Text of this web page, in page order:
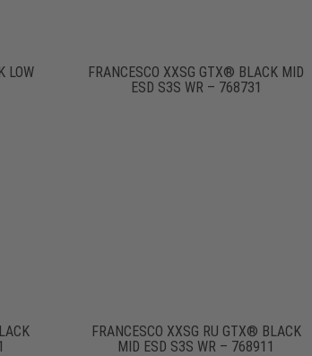
LOW
FRANCESCO XXSG GTX® BLACK MID
ESD S3S WR – 768731
FRANCESCO XXSG RU GTX® BLACK
MID ESD S3S WR – 768911